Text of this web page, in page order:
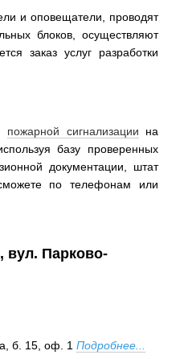
и оповещатели, проводят
блоков, осуществляют
заказ услуг разработки
пожарной сигнализации на
базу проверенных
документации, штат
по телефонам или
вул. Парково-
б. 15, оф. 1 Подробнее...